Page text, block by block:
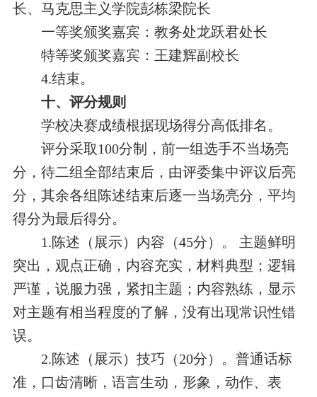
长、马克思主义学院彭栋梁院长
一等奖颁奖嘉宾：教务处龙跃君处长
特等奖颁奖嘉宾：王建辉副校长
4.结束。
十、评分规则
学校决赛成绩根据现场得分高低排名。
评分采取100分制，前一组选手不当场亮
分，待二组全部结束后，由评委集中评议后亮
分，其余各组陈述结束后逐一当场亮分，平均
得分为最后得分。
1.陈述（展示）内容（45分）。 主题鲜明
突出，观点正确，内容充实，材料典型；逻辑
严谨，说服力强，紧扣主题；内容熟练，显示
对主题有相当程度的了解，没有出现常识性错
误。
2.陈述（展示）技巧（20分）。普通话标
准，口齿清晰，语言生动，形象，动作、表